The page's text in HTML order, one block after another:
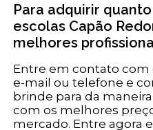
Para adquirir
escolas Capão
melhores
Entre em contato com
e-mail ou telefone e
brinde para da
com os melhores
mercado. Entre agora